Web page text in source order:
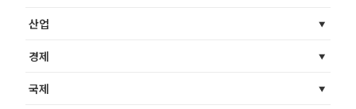
산업
경제
국제